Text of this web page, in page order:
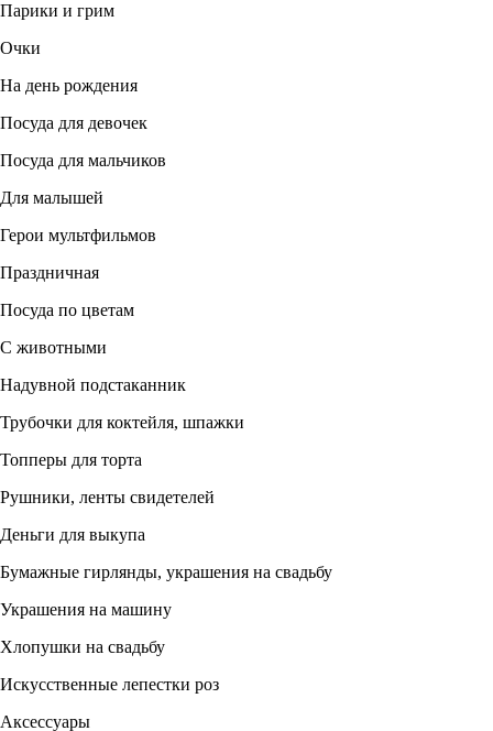
Парики и грим
Очки
На день рождения
Посуда для девочек
Посуда для мальчиков
Для малышей
Герои мультфильмов
Праздничная
Посуда по цветам
С животными
Надувной подстаканник
Трубочки для коктейля, шпажки
Топперы для торта
Рушники, ленты свидетелей
Деньги для выкупа
Бумажные гирлянды, украшения на свадьбу
Украшения на машину
Хлопушки на свадьбу
Искусственные лепестки роз
Аксессуары